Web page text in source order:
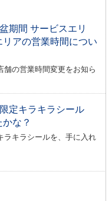
期間 サービスエリ
アの営業時間につい
舗の営業時間変更をお知ら
定キラキラシール
な？
ラキラシールを、手に入れ